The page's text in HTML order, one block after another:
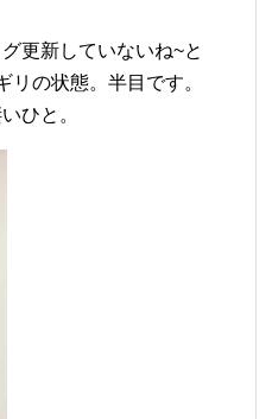
更新していないね~と
の状態。半目です。
ひと。